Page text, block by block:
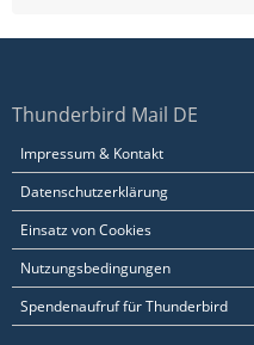
Thunderbird Mail DE
Impressum & Kontakt
Datenschutzerklärung
Einsatz von Cookies
Nutzungsbedingungen
Spendenaufruf für Thunderbird